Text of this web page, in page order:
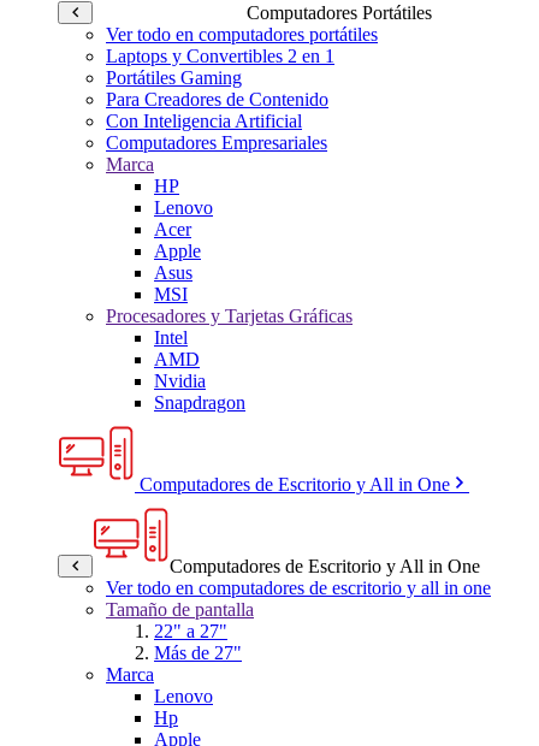
Computadores Portátiles
Ver todo en computadores portátiles
Laptops y Convertibles 2 en 1
Portátiles Gaming
Para Creadores de Contenido
Con Inteligencia Artificial
Computadores Empresariales
Marca
HP
Lenovo
Acer
Apple
Asus
MSI
Procesadores y Tarjetas Gráficas
Intel
AMD
Nvidia
Snapdragon
Computadores de Escritorio y All in One
Computadores de Escritorio y All in One
Ver todo en computadores de escritorio y all in one
Tamaño de pantalla
22" a 27"
Más de 27"
Marca
Lenovo
Hp
Apple